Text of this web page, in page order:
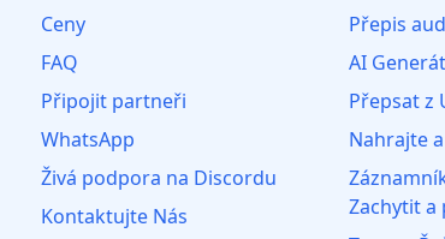
Ceny
FAQ
Připojit partneři
WhatsApp
Živá podpora na Discordu
Kontaktujte Nás
Přepis
AI
Přepsat z
Nahrajte
Zachytit a